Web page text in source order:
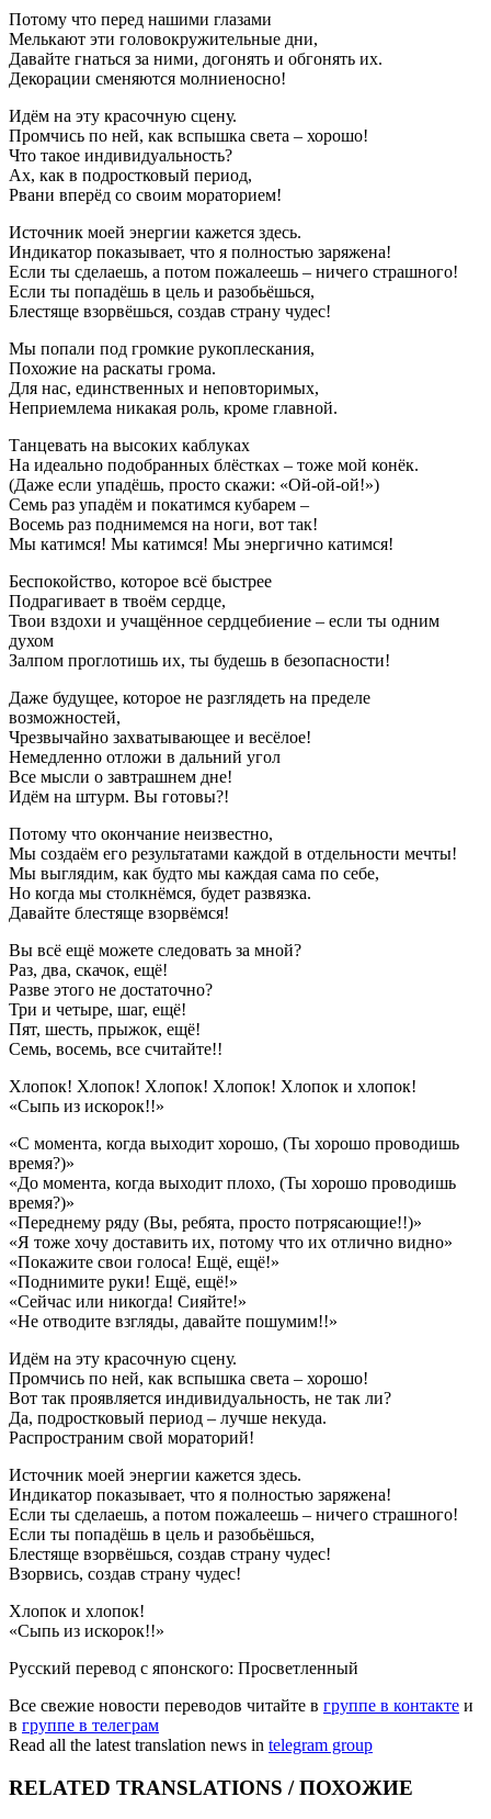
Потому что перед нашими глазами
Мелькают эти головокружительные дни,
Давайте гнаться за ними, догонять и обгонять их.
Декорации сменяются молниеносно!
Идём на эту красочную сцену.
Промчись по ней, как вспышка света – хорошо!
Что такое индивидуальность?
Ах, как в подростковый период,
Рвани вперёд со своим мораторием!
Источник моей энергии кажется здесь.
Индикатор показывает, что я полностью заряжена!
Если ты сделаешь, а потом пожалеешь – ничего страшного!
Если ты попадёшь в цель и разобьёшься,
Блестяще взорвёшься, создав страну чудес!
Мы попали под громкие рукоплескания,
Похожие на раскаты грома.
Для нас, единственных и неповторимых,
Неприемлема никакая роль, кроме главной.
Танцевать на высоких каблуках
На идеально подобранных блёстках – тоже мой конёк.
(Даже если упадёшь, просто скажи: «Ой-ой-ой!»)
Семь раз упадём и покатимся кубарем –
Восемь раз поднимемся на ноги, вот так!
Мы катимся! Мы катимся! Мы энергично катимся!
Беспокойство, которое всё быстрее
Подрагивает в твоём сердце,
Твои вздохи и учащённое сердцебиение – если ты одним
духом
Залпом проглотишь их, ты будешь в безопасности!
Даже будущее, которое не разглядеть на пределе
возможностей,
Чрезвычайно захватывающее и весёлое!
Немедленно отложи в дальний угол
Все мысли о завтрашнем дне!
Идём на штурм. Вы готовы?!
Потому что окончание неизвестно,
Мы создаём его результатами каждой в отдельности мечты!
Мы выглядим, как будто мы каждая сама по себе,
Но когда мы столкнёмся, будет развязка.
Давайте блестяще взорвёмся!
Вы всё ещё можете следовать за мной?
Раз, два, скачок, ещё!
Разве этого не достаточно?
Три и четыре, шаг, ещё!
Пят, шесть, прыжок, ещё!
Семь, восемь, все считайте!!
Хлопок! Хлопок! Хлопок! Хлопок! Хлопок и хлопок!
«Сыпь из искорок!!»
«С момента, когда выходит хорошо, (Ты хорошо проводишь
время?)»
«До момента, когда выходит плохо, (Ты хорошо проводишь
время?)»
«Переднему ряду (Вы, ребята, просто потрясающие!!)»
«Я тоже хочу доставить их, потому что их отлично видно»
«Покажите свои голоса! Ещё, ещё!»
«Поднимите руки! Ещё, ещё!»
«Сейчас или никогда! Сияйте!»
«Не отводите взгляды, давайте пошумим!!»
Идём на эту красочную сцену.
Промчись по ней, как вспышка света – хорошо!
Вот так проявляется индивидуальность, не так ли?
Да, подростковый период – лучше некуда.
Распространим свой мораторий!
Источник моей энергии кажется здесь.
Индикатор показывает, что я полностью заряжена!
Если ты сделаешь, а потом пожалеешь – ничего страшного!
Если ты попадёшь в цель и разобьёшься,
Блестяще взорвёшься, создав страну чудес!
Взорвись, создав страну чудес!
Хлопок и хлопок!
«Сыпь из искорок!!»
Русский перевод с японского: Просветленный
Все свежие новости переводов читайте в группе в контакте и
в группе в телеграм
Read all the latest translation news in telegram group
RELATED TRANSLATIONS / ПОХОЖИЕ